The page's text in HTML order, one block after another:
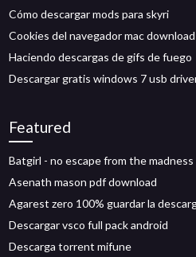
Cómo descargar mods para skyri
Cookies del navegador mac
Haciendo descargas de gifs de fuego
Descargar gratis windows 7 usb
Featured
Batgirl - no escape from the
Asenath mason pdf download
Agarest zero 100% guardar la
Descargar vsco full pack android
Descarga torrent mifune